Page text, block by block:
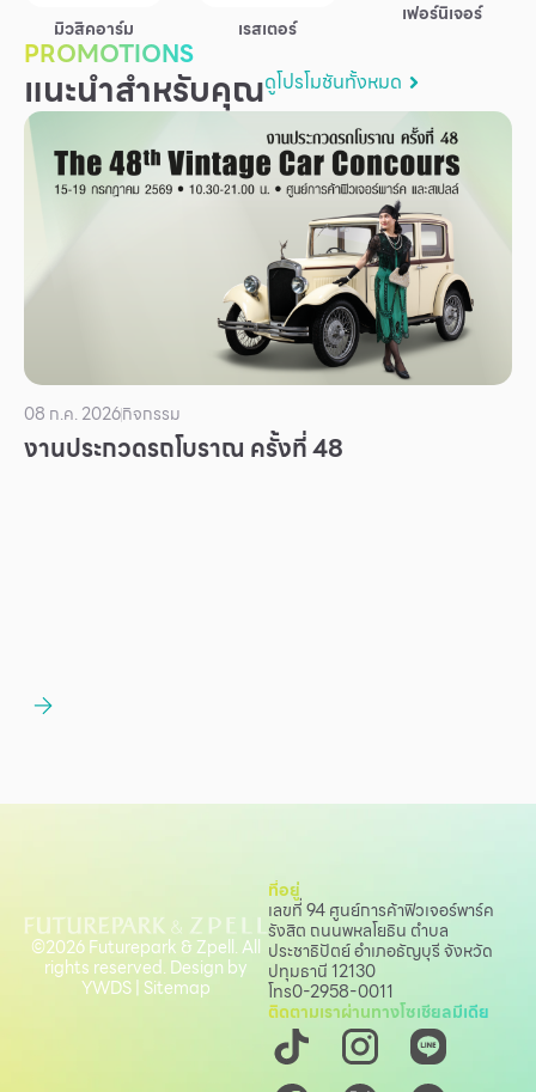
บริการ
เพื่อสังคม
ฟิวเจอร์ซิตี้
ร่วมงานกับเรา
สมัครงาน
สิทธิประโยชน์ที่ฟิวเจอร์พาร์ค
มิวสิคอาร์ม เรสเตอร์
เฟอร์นิเจอร์
PROMOTIONS
แนะนำสำหรับคุณดูโปรโมชันทั้งหมด
08 ก.ค. 2026กิจกรรม
งานประกวดรถโบราณ ครั้งที่ 48
ที่อยู่
เลขที่ 94 ศูนย์การค้าฟิวเจอร์พาร์ค
รังสิต ถนนพหลโยธิน ตำบล
ประชาธิปัตย์ อำเภอธัญบุรี จังหวัด
ปทุมธานี 12130
โทร0-2958-0011
ติดตามเราผ่านทางโซเชียลมีเดีย
©2026 Futurepark & Zpell. All
rights reserved. Design by
YWDS| Sitemap